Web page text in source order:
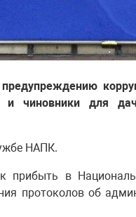
и чиновники для
НАПК.
прибыть в
протоколов об